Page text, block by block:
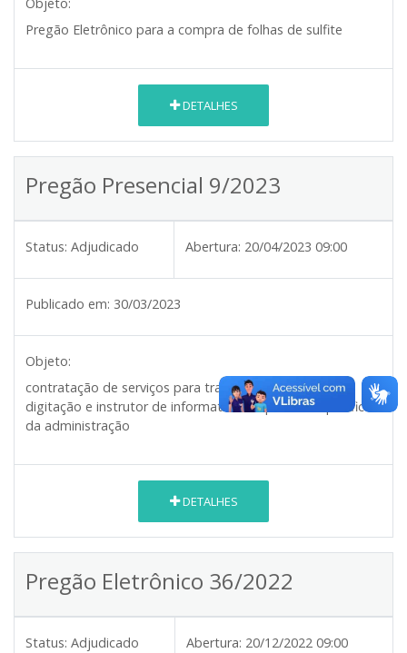
Pregão Eletrônico para a compra de folhas de sulfite
DETALHES
Pregão Presencial 9/2023
Status: Adjudicado Abertura: 20/04/2023 09:00
Publicado em: 30/03/2023
Objeto:
contratação de serviços para trabalho de apoio a
digitação e instrutor de informatica em pontos especificos
da administração
DETALHES
Pregão Eletrônico 36/2022
Status: Adjudicado Abertura: 20/12/2022 09:00